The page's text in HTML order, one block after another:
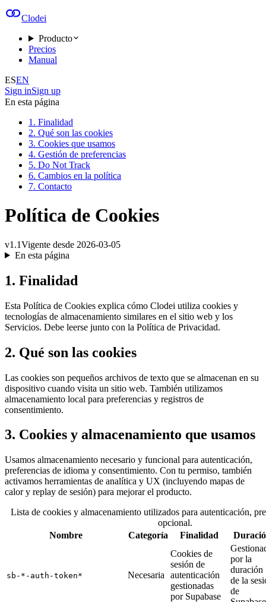
Clodei
Producto
Precios
Manual
ESEN
Sign inSign up
En esta página
1. Finalidad
2. Qué son las cookies
3. Cookies que usamos
4. Gestión de preferencias
5. Do Not Track
6. Cambios en la política
7. Contacto
Política de Cookies
v1.1Vigente desde 2026-03-05
En esta página
1. Finalidad
Esta Política de Cookies explica cómo Clodei utiliza cookies y
tecnologías de almacenamiento similares en el sitio web y los
Servicios. Debe leerse junto con la Política de Privacidad.
2. Qué son las cookies
Las cookies son pequeños archivos de texto que se almacenan en su
dispositivo cuando visita un sitio web. También utilizamos
almacenamiento local para preferencias y registros de
consentimiento.
3. Cookies y almacenamiento que usamos
Usamos almacenamiento necesario y funcional para autenticación,
preferencias de idioma y consentimiento. Con tu permiso, también
activamos herramientas de analítica y UX (incluyendo mapas de
calor y replay de sesión) para mejorar el producto.
Lista de cookies y almacenamiento utilizados para autenticación,
opcional.
Nombre
Categoría Finalidad
sb-*-auth-token* Necesaria
Cookies de
sesión de
autenticación
gestionadas
por Supabase
por la
duración
de la
de